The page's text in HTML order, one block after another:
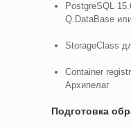
PostgreSQL
Q.DataBase
StorageClass
Container
Архипелаг
Подготовка